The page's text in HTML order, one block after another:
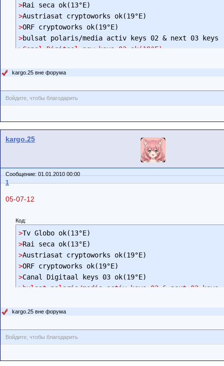
>
>
>
>
>Canal Digitaal new keys 03 ok(19°E)
kargo.25 вне форума
Войдите, чтобы благодарить
kargo.25
Сообщение: 01.01.2010 00:00
1
05-07-12
Код:
>
>
>
>
>
>bulsat polaris/media activ keys 03 & next 02 keys
kargo.25 вне форума
Войдите, чтобы благодарить